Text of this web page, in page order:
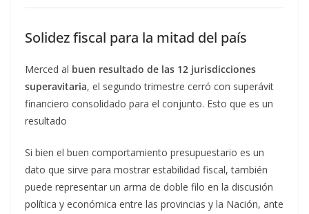
Solidez fiscal para la mitad del país
Merced al buen resultado de las 12 jurisdicciones
superavitaria, el segundo trimestre cerró con superávit
financiero consolidado para el conjunto. Esto que es un
resultado
Si bien el buen comportamiento presupuestario es un
dato que sirve para mostrar estabilidad fiscal, también
puede representar un arma de doble filo en la discusión
política y económica entre las provincias y la Nación, ante